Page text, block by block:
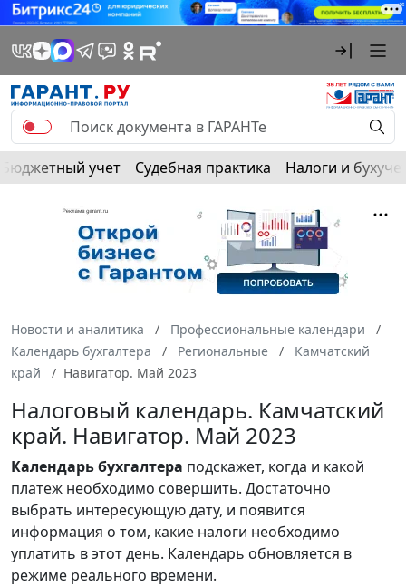
Бюджетный учет Судебная практика Налоги и
Новости и аналитика
Профессиональные календари
Календарь бухгалтера
Региональные
Камчатский
край
Навигатор. Май 2023
Налоговый календарь. Камчатский
край. Навигатор. Май 2023
Календарьбухгалтера подскажет, когда и какой
платеж необходимо совершить. Достаточно
выбрать интересующую дату, и появится
информация о том, какие налоги необходимо
уплатить в этот день. Календарь обновляется в
режиме реального времени.